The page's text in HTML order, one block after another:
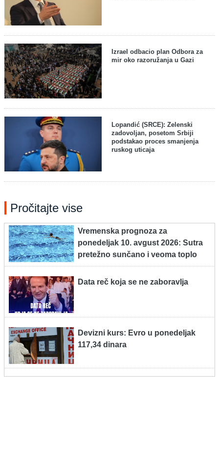
Izrael odbacio plan Odbora za
mir oko razoružanja u Gazi
Lopandić (SRCE): Zelenski
zadovoljan, posetom Srbiji
podstakao proces smanjenja
ruskog uticaja
Pročitajte vise
Vremenska prognoza za
ponedeljak 10. avgust 2026: Sutra
pretežno sunčano i veoma toplo
Data reč koja se ne zaboravlja
Devizni kurs: Evro u ponedeljak
117,34 dinara